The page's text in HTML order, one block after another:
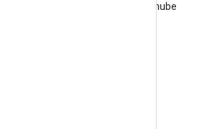
Infraestructura moderna en la nube